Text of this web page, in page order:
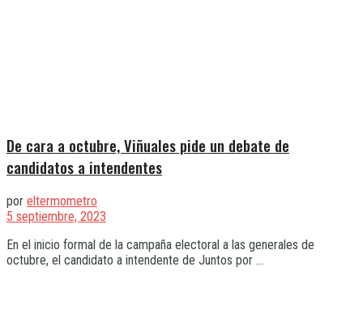
De cara a octubre, Viñuales pide un debate de
candidatos a intendentes
por eltermometro
5 septiembre, 2023
En el inicio formal de la campaña electoral a las generales de
octubre, el candidato a intendente de Juntos por ...